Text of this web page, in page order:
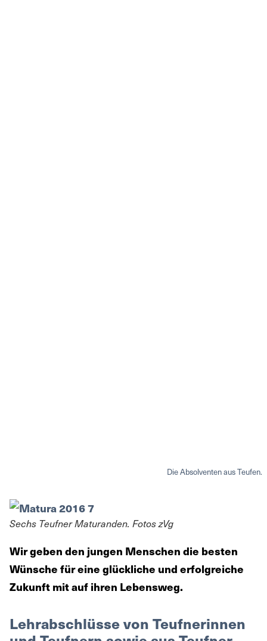
Die Absolventen aus Teufen.
Sechs Teufner Maturanden. Fotos zVg
Wir geben den jungen Menschen die besten
Wünsche für eine glückliche und erfolgreiche
Zukunft mit auf ihren Lebensweg.
Lehrabschlüsse von Teufnerinnen